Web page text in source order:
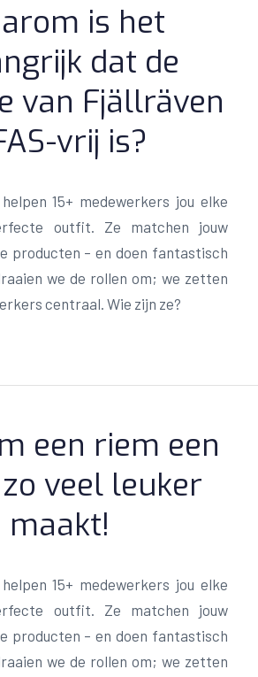
is het
dat de
van Fjällräven
vrij is?
15+ medewerkers jou elke
outfit. Ze matchen jouw
producten – en doen fantastisch
we de rollen om; we zetten
centraal. Wie zijn ze?
een riem een
veel leuker
maakt!
15+ medewerkers jou elke
outfit. Ze matchen jouw
producten – en doen fantastisch
we de rollen om; we zetten